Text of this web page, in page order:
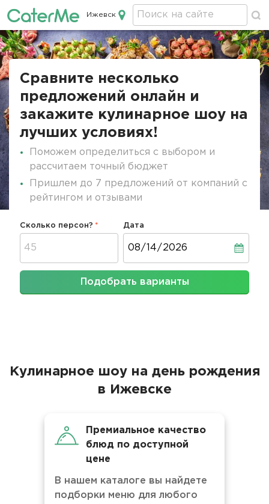
Кейтеринг в Ижевске
Ижевск
Строка
Сравните несколько
предложений онлайн и
закажите кулинарное шоу на
лучших условиях!
Поможем определиться с выбором и
рассчитаем точный бюджет
Пришлем до 7 предложений от компаний с
рейтингом и отзывами
Сколько персон? Дата
Подобрать варианты
Кулинарное шоу на день рождения
в Ижевске
Премиальное качество
блюд по доступной
цене
В нашем каталоге вы найдете
подборки меню для любого